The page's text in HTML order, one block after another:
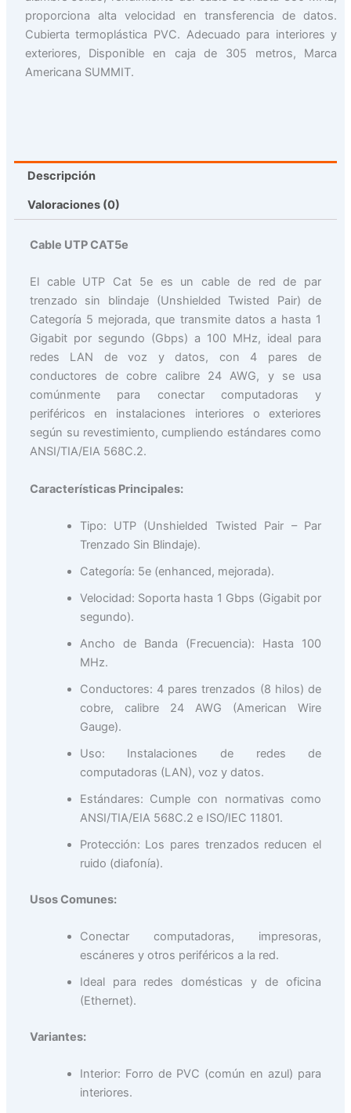
proporciona alta velocidad en transferencia de datos.
Cubierta termoplástica PVC. Adecuado para interiores y
exteriores, Disponible en caja de 305 metros, Marca
Americana SUMMIT.
Descripción
Valoraciones (0)
Cable UTP CAT5e
El cable UTP Cat 5e es un cable de red de par
trenzado sin blindaje (Unshielded Twisted Pair) de
Categoría 5 mejorada, que transmite datos a hasta 1
Gigabit por segundo (Gbps) a 100 MHz, ideal para
redes LAN de voz y datos, con 4 pares de
conductores de cobre calibre 24 AWG, y se usa
comúnmente para conectar computadoras y
periféricos en instalaciones interiores o exteriores
según su revestimiento, cumpliendo estándares como
ANSI/TIA/EIA 568C.2.
Características Principales:
Tipo: UTP (Unshielded Twisted Pair – Par
Trenzado Sin Blindaje).
Categoría: 5e (enhanced, mejorada).
Velocidad: Soporta hasta 1 Gbps (Gigabit por
segundo).
Ancho de Banda (Frecuencia): Hasta 100
MHz.
Conductores: 4 pares trenzados (8 hilos) de
cobre, calibre 24 AWG (American Wire
Gauge).
Uso: Instalaciones de redes de
computadoras (LAN), voz y datos.
Estándares: Cumple con normativas como
ANSI/TIA/EIA 568C.2 e ISO/IEC 11801.
Protección: Los pares trenzados reducen el
ruido (diafonía).
Usos Comunes:
Conectar computadoras, impresoras,
escáneres y otros periféricos a la red.
Ideal para redes domésticas y de oficina
(Ethernet).
Variantes:
Interior: Forro de PVC (común en azul) para
interiores.